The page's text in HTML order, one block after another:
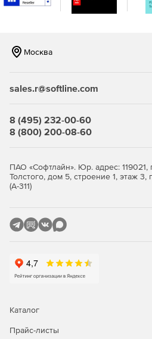
Москва
sales.r@softline.com
8 (495) 232-00-60
8 (800) 200-08-60
ПАО «Софтлайн». Юр. адрес: 119021,
Толстого, дом 5, строение 1, этаж
(А-311)
Каталог
Прайс-листы